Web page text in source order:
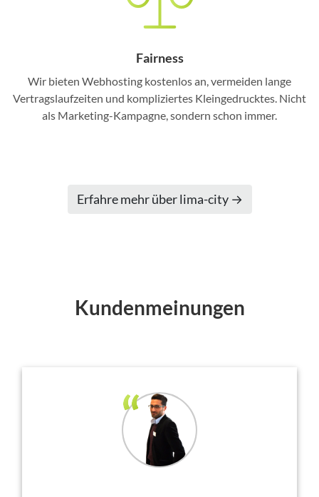
Fairness
Wir bieten Webhosting kostenlos an, vermeiden lange
Vertragslaufzeiten und kompliziertes Kleingedrucktes. Nicht
als Marketing-Kampagne, sondern schon immer.
Erfahre mehr über lima-city →
Kundenmeinungen